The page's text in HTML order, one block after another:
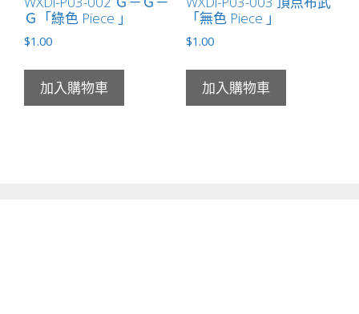
Ｇ「綠色 Piece 」
$1.00
加入購物車
「無色 Piece 」
$1.00
加入購物車